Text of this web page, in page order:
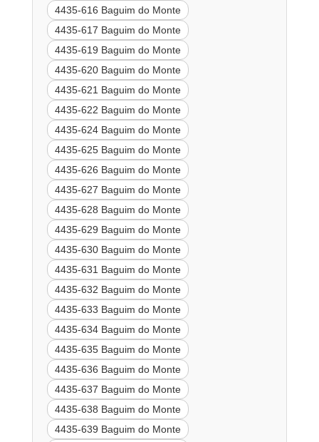
4435-616 Baguim do Monte
4435-617 Baguim do Monte
4435-619 Baguim do Monte
4435-620 Baguim do Monte
4435-621 Baguim do Monte
4435-622 Baguim do Monte
4435-624 Baguim do Monte
4435-625 Baguim do Monte
4435-626 Baguim do Monte
4435-627 Baguim do Monte
4435-628 Baguim do Monte
4435-629 Baguim do Monte
4435-630 Baguim do Monte
4435-631 Baguim do Monte
4435-632 Baguim do Monte
4435-633 Baguim do Monte
4435-634 Baguim do Monte
4435-635 Baguim do Monte
4435-636 Baguim do Monte
4435-637 Baguim do Monte
4435-638 Baguim do Monte
4435-639 Baguim do Monte